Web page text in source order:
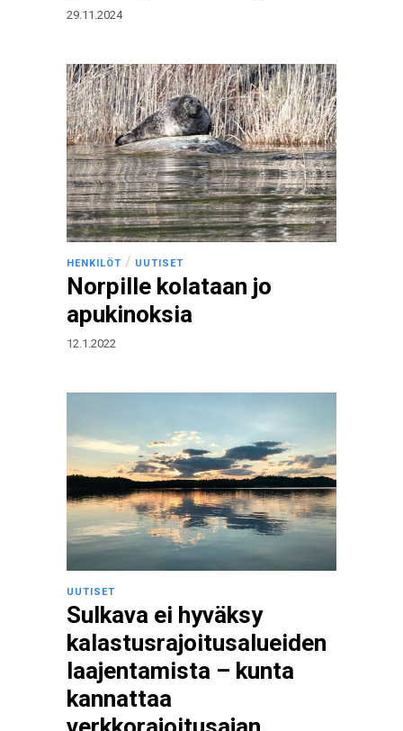
29.11.2024
HENKILÖT / UUTISET
Norpille kolataan jo
apukinoksia
12.1.2022
UUTISET
Sulkava ei hyväksy
kalastusrajoitusalueiden
laajentamista – kunta
kannattaa